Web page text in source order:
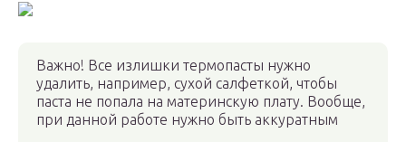
Важно! Все излишки термопасты нужно
удалить, например, сухой салфеткой, чтобы
паста не попала на материнскую плату. Вообще,
при данной работе нужно быть аккуратным